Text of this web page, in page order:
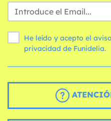
He leído y acepto el
privacidad de Funidelia.